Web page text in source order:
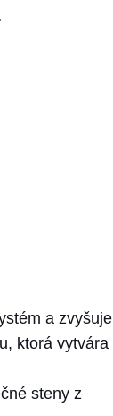
a zvyšuje
ktorá vytvára
steny z